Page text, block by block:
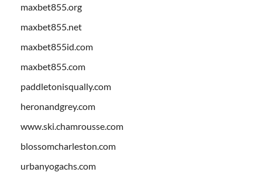
maxbet855.org
maxbet855.net
maxbet855id.com
maxbet855.com
paddletonisqually.com
heronandgrey.com
www.ski.chamrousse.com
blossomcharleston.com
urbanyogachs.com